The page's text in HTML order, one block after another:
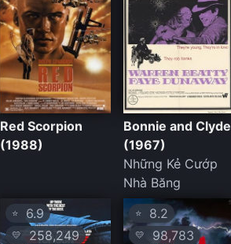
Red Scorpion
(1988)
Bonnie and Clyde
(1967)
Những Kẻ Cướp
Nhà Băng
⭐ 6.9
💛 258,249
⭐8.2
💛 98,783